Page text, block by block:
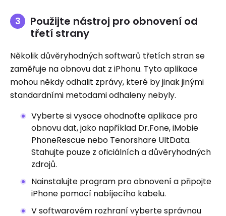
Použijte nástroj pro obnovení od
třetí strany
Několik důvěryhodných softwarů třetích stran se
zaměřuje na obnovu dat z iPhonu. Tyto aplikace
mohou někdy odhalit zprávy, které by jinak jinými
standardními metodami odhaleny nebyly.
Vyberte si vysoce ohodnoťte aplikace pro
obnovu dat, jako například Dr.Fone, iMobie
PhoneRescue nebo Tenorshare UltData.
Stahujte pouze z oficiálních a důvěryhodných
zdrojů.
Nainstalujte program pro obnovení a připojte
iPhone pomocí nabíjecího kabelu.
V softwarovém rozhraní vyberte správnou